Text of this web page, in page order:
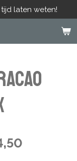
laten weten!